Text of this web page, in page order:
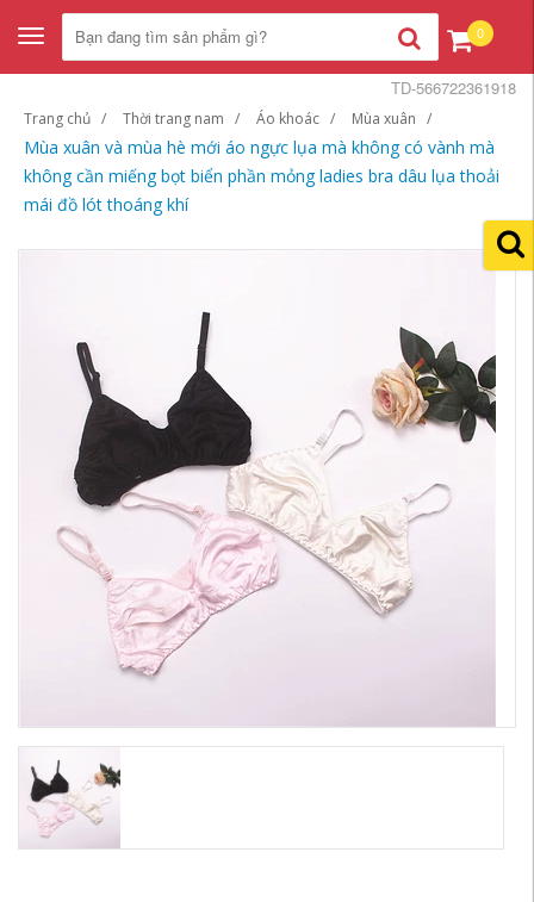
Toggle
navigation
0
Trang chủ Thời trang nam Áo khoác Mùa xuân
Mùa xuân và mùa hè mới áo ngực lụa mà không có vành mà
không cần miếng bọt biển phần mỏng ladies bra dâu lụa thoải
mái đồ lót thoáng khí
TD-566722361918